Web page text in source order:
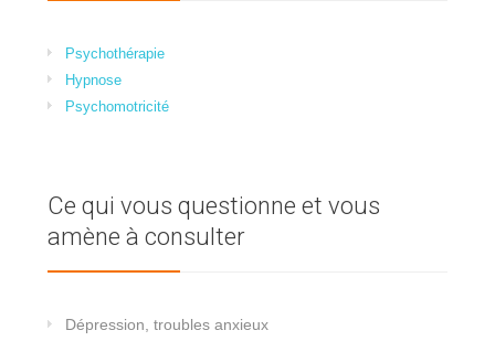
Psychothérapie
Hypnose
Psychomotricité
Ce qui vous questionne et vous
amène à consulter
Dépression, troubles anxieux